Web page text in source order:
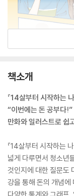
책소개
『14살부터 시작하는
“이번에는 돈 공부다!”
만화와 일러스트로 쉽
『14살부터 시작하는
넓게 다루면서 청소년
것인지에 대한 질문도
강을 통해 돈의 개념에